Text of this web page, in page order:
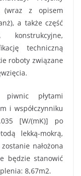
(wraz z opisem
a także część
konstrukcyjne,
techniczną
roboty związane
piwnic płytami
i współczynniku
[W/(mK)] po
lekką-mokrą,
nałożona
będzie stanowić
8,67m2.